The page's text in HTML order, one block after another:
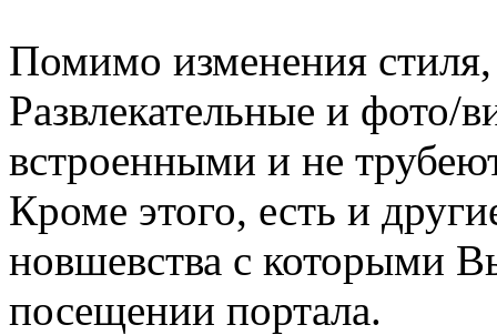
Помимо изменения
Развлекательные и фото/
встроенными и не
Кроме этого, есть и
новшевства с которыми
посещении портала.